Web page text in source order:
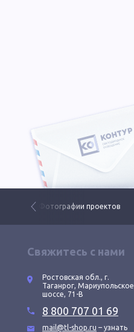
Фотографии проектов
Свяжитесь с нами
Ростовская обл., г.
Таганрог, Мариупольское
шоссе, 71-В
8 800 707 01 69
mail@tl-shop.ru – узнать